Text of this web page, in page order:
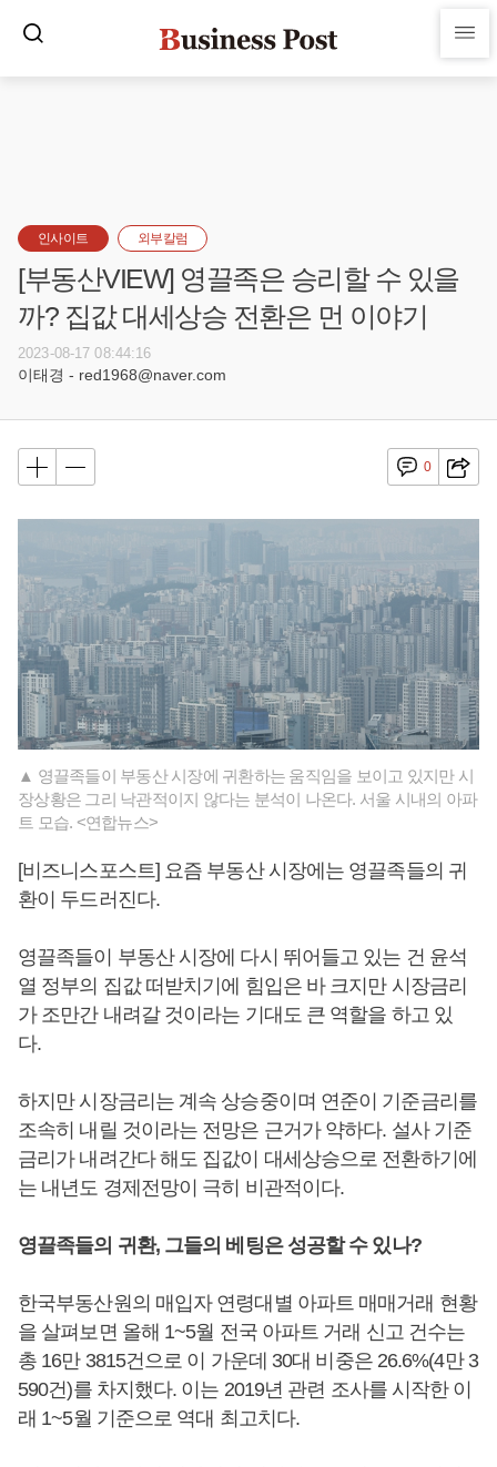
인사이트 외부칼럼
[부동산VIEW] 영끌족은 승리할 수 있을
까? 집값 대세상승 전환은 먼 이야기
2023-08-17 08:44:16
이태경 - red1968@naver.com
0
▲ 영끌족들이 부동산 시장에 귀환하는 움직임을 보이고 있지만 시
장상황은 그리 낙관적이지 않다는 분석이 나온다. 서울 시내의 아파
트 모습. <연합뉴스>
[비즈니스포스트] 요즘 부동산 시장에는 영끌족들의 귀
환이 두드러진다.
영끌족들이 부동산 시장에 다시 뛰어들고 있는 건 윤석
열 정부의 집값 떠받치기에 힘입은 바 크지만 시장금리
가 조만간 내려갈 것이라는 기대도 큰 역할을 하고 있
다.
하지만 시장금리는 계속 상승중이며 연준이 기준금리를
조속히 내릴 것이라는 전망은 근거가 약하다. 설사 기준
금리가 내려간다 해도 집값이 대세상승으로 전환하기에
는 내년도 경제전망이 극히 비관적이다.
영끌족들의 귀환, 그들의 베팅은 성공할 수 있나?
한국부동산원의 매입자 연령대별 아파트 매매거래 현황
을 살펴보면 올해 1~5월 전국 아파트 거래 신고 건수는
총 16만 3815건으로 이 가운데 30대 비중은 26.6%(4만 3
590건)를 차지했다. 이는 2019년 관련 조사를 시작한 이
래 1~5월 기준으로 역대 최고치다.